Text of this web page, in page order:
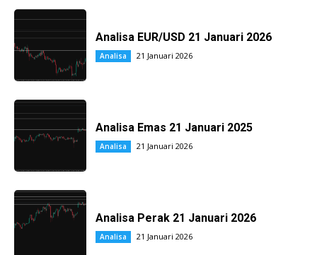
Analisa EUR/USD 21 Januari 2026
Analisa 21 Januari 2026
Analisa Emas 21 Januari 2025
Analisa 21 Januari 2026
Analisa Perak 21 Januari 2026
Analisa 21 Januari 2026